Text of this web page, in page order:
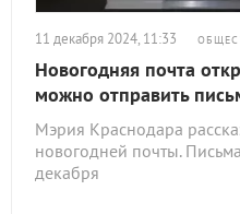
11 декабря 2024, 11:33
Новогодняя почта
можно отправить
Мэрия Краснодара
новогодней почты.
декабря